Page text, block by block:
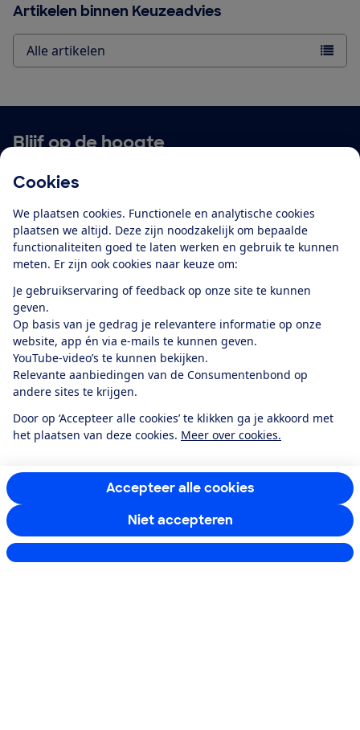
Cookies
We plaatsen cookies. Functionele en analytische cookies
plaatsen we altijd. Deze zijn noodzakelijk om bepaalde
functionaliteiten goed te laten werken en gebruik te kunnen
meten. Er zijn ook cookies naar keuze om:
Je gebruikservaring of feedback op onze site te kunnen
geven.
Op basis van je gedrag je relevantere informatie op onze
website, app én via e-mails te kunnen geven.
YouTube-video’s te kunnen bekijken.
Relevante aanbiedingen van de Consumentenbond op
andere sites te krijgen.
Door op ‘Accepteer alle cookies’ te klikken ga je akkoord met
het plaatsen van deze cookies. Meer over cookies.
Accepteer alle cookies
Niet accepteren
Artikelen binnen Keuzeadvies
Alle artikelen
Blijf op de hoogte
Ontvang nieuws, acties en tips in je mailbox. In onze
persoonsgegevens en e-mails voor je personaliseren.
E-mailadres
Ik meld me aan
Service & Contact
Over ons
Boeken & Bladen